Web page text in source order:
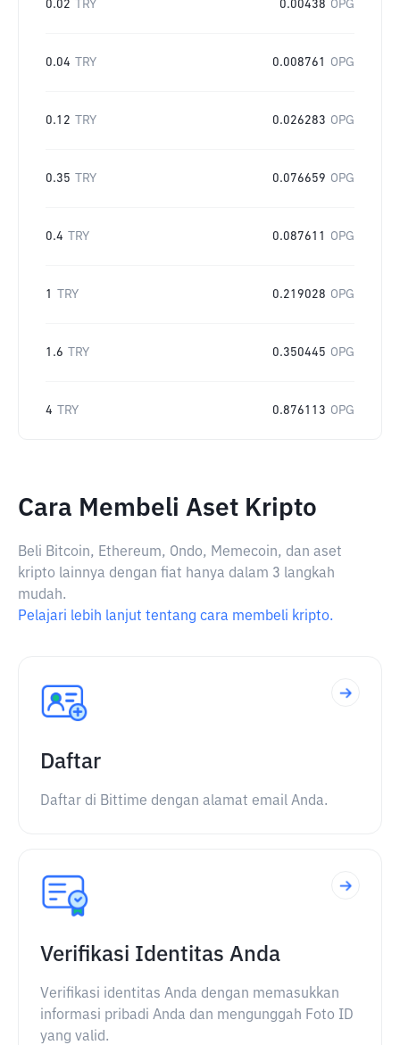
0.02 TRY 0.00438 OPG
0.04 TRY 0.008761 OPG
0.12 TRY 0.026283 OPG
0.35 TRY 0.076659 OPG
0.4 TRY 0.087611 OPG
1 TRY 0.219028 OPG
1.6 TRY 0.350445 OPG
4 TRY 0.876113 OPG
Cara Membeli Aset Kripto
Beli Bitcoin, Ethereum, Ondo, Memecoin, dan aset
kripto lainnya dengan fiat hanya dalam 3 langkah
mudah.
Pelajari lebih lanjut tentang cara membeli kripto.
Daftar
Daftar di Bittime dengan alamat email Anda.
Verifikasi Identitas Anda
Verifikasi identitas Anda dengan memasukkan
informasi pribadi Anda dan mengunggah Foto ID
yang valid.